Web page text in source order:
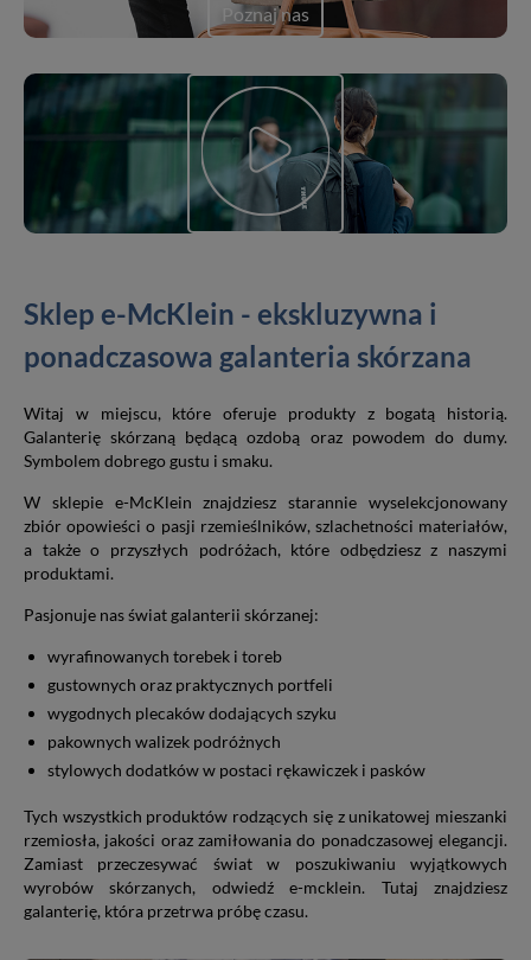
Poznaj nas
Sklep e-McKlein - ekskluzywna i
ponadczasowa galanteria skórzana
Witaj w miejscu, które oferuje produkty z bogatą historią.
Galanterię skórzaną będącą ozdobą oraz powodem do dumy.
Symbolem dobrego gustu i smaku.
W sklepie e-McKlein znajdziesz starannie wyselekcjonowany
zbiór opowieści o pasji rzemieślników, szlachetności materiałów,
a także o przyszłych podróżach, które odbędziesz z naszymi
produktami.
Pasjonuje nas świat galanterii skórzanej:
wyrafinowanych torebek i toreb
gustownych oraz praktycznych portfeli
wygodnych plecaków dodających szyku
pakownych walizek podróżnych
stylowych dodatków w postaci rękawiczek i pasków
Tych wszystkich produktów rodzących się z unikatowej mieszanki
rzemiosła, jakości oraz zamiłowania do ponadczasowej elegancji.
Zamiast przeczesywać świat w poszukiwaniu wyjątkowych
wyrobów skórzanych, odwiedź e-mcklein. Tutaj znajdziesz
galanterię, która przetrwa próbę czasu.